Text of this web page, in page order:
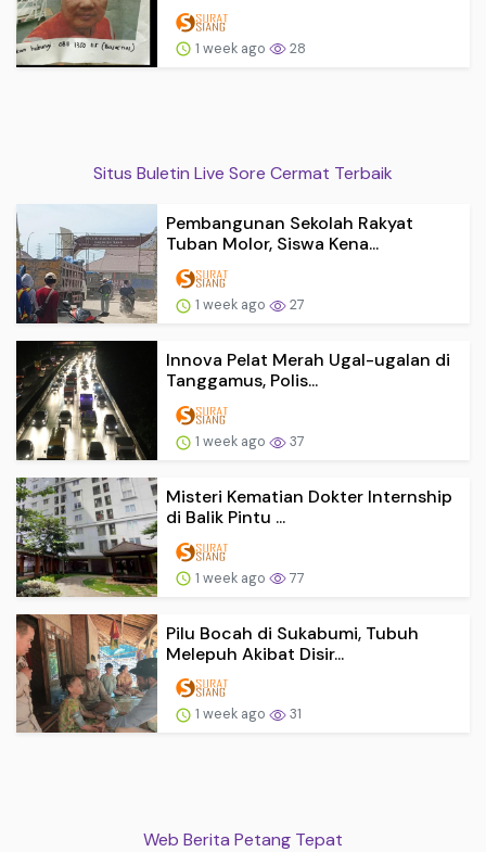
1 week ago 28
Situs Buletin Live Sore Cermat Terbaik
Pembangunan Sekolah Rakyat
Tuban Molor, Siswa Kena...
1 week ago 27
Innova Pelat Merah Ugal-ugalan di
Tanggamus, Polis...
1 week ago 37
Misteri Kematian Dokter Internship
di Balik Pintu ...
1 week ago 77
Pilu Bocah di Sukabumi, Tubuh
Melepuh Akibat Disir...
1 week ago 31
Web Berita Petang Tepat